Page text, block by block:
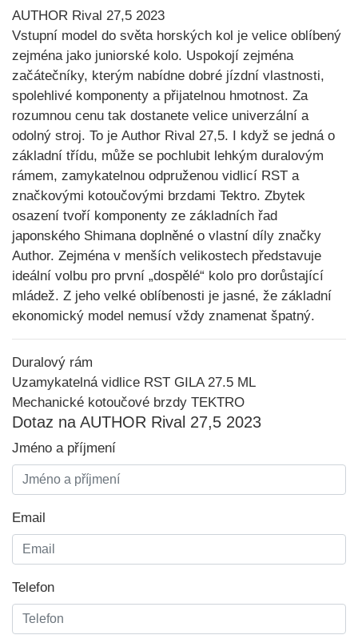
AUTHOR Rival 27,5 2023
Vstupní model do světa horských kol je velice oblíbený
zejména jako juniorské kolo. Uspokojí zejména
začátečníky, kterým nabídne dobré jízdní vlastnosti,
spolehlivé komponenty a přijatelnou hmotnost. Za
rozumnou cenu tak dostanete velice univerzální a
odolný stroj. To je Author Rival 27,5. I když se jedná o
základní třídu, může se pochlubit lehkým duralovým
rámem, zamykatelnou odpruženou vidlicí RST a
značkovými kotoučovými brzdami Tektro. Zbytek
osazení tvoří komponenty ze základních řad
japonského Shimana doplněné o vlastní díly značky
Author. Zejména v menších velikostech představuje
ideální volbu pro první „dospělé“ kolo pro dorůstající
mládež. Z jeho velké oblíbenosti je jasné, že základní
ekonomický model nemusí vždy znamenat špatný.
Duralový rám
Uzamykatelná vidlice RST GILA 27.5 ML
Mechanické kotoučové brzdy TEKTRO
Dotaz na AUTHOR Rival 27,5 2023
Jméno a příjmení
Email
Telefon